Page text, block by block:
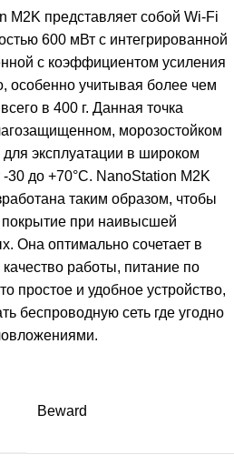
M2K представляет собой Wi-Fi
600 мВт с интегрированной
с коэффициентом усиления
особенно учитывая более чем
в 400 г. Данная точка
морозостойком
эксплуатации в широком
30 до +70°С. NanoStation M2K
таким образом, чтобы
при наивысшей
Она оптимально сочетает в
работы, питание по
простое и удобное устройство,
беспроводную сеть где угодно
Beward